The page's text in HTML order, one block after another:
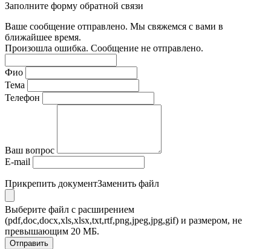
Заполните форму обратной связи
Ваше сообщение отправлено. Мы свяжемся с вами в
ближайшее время.
Произошла ошибка. Сообщение не отправлено.
Фио
Тема
Телефон
Ваш вопрос
E-mail
Прикрепить документЗаменить файл
Выберите файл с расширением
(pdf,doc,docx,xls,xlsx,txt,rtf,png,jpeg,jpg,gif) и размером, не
превышающим 20 МБ.
Отправить